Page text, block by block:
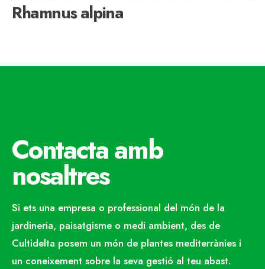
Rhamnus alpina
Contacta amb
nosaltres
Si ets una empresa o professional del món de la
jardineria, paisatgisme o medi ambient, des de
Cultidelta posem un món de plantes mediterrànies i
un coneixement sobre la seva gestió al teu abast.